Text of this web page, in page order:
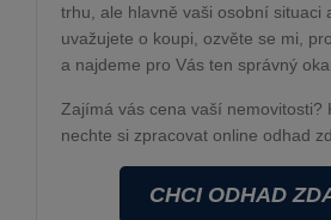
trhu, ale hlavně vaši osobní situaci
uvažujete o koupi, ozvěte se mi,
a najdeme pro Vás ten správný
Zajímá vás cena vaší nemovitosti?
nechte si zpracovat online odhad
CHCI ODHAD